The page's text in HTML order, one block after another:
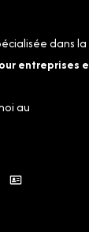
dans la
entreprises
au